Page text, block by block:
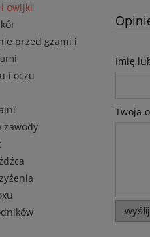
owijki
przed gzami i
i oczu
zawody
Imię
Twoja
wyślij